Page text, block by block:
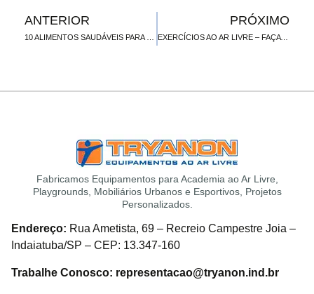
ANTERIOR PRÓXIMO
EXERCÍCIOS AO AR LIVRE – FAÇA SUA ROTINA
Fabricamos Equipamentos para Academia ao Ar Livre,
Playgrounds, Mobiliários Urbanos e Esportivos, Projetos
Personalizados.
Endereço: Rua Ametista, 69 – Recreio Campestre Joia –
Indaiatuba/SP – CEP: 13.347-160
Trabalhe Conosco: representacao@tryanon.ind.br